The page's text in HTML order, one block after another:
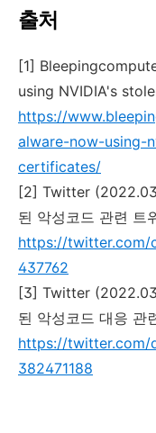
출처
[1]
using NVIDIA's
https://
alware-now-using-
certificates/
[2] Twitter
된 악성코드 관련 트
https://twitter.com/
437762
[3] Twitter
된 악성코드 대응 관
https://twitter.com/
382471188